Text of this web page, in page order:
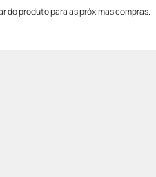
do produto para as próximas compras.